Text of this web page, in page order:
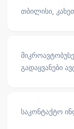
თბილისი,
გადაყვანები
საკონტაქტო